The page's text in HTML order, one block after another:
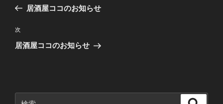
ビ
ゲ
ン
の
稿
居酒屋ココのお知らせ
次
の
次
居酒屋ココのお知らせ